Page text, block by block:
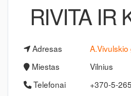
RIVITA IR
Adresas
A.Vivulskio
Miestas
Vilnius
Telefonai
+370-5-